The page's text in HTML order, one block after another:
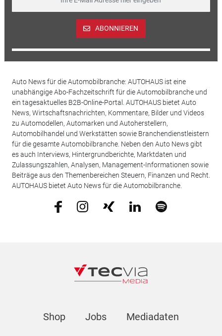
ABONNIEREN
Auto News für die Automobilbranche: AUTOHAUS ist eine
unabhängige Abo-Fachzeitschrift für die Automobilbranche und
ein tagesaktuelles B2B-Online-Portal. AUTOHAUS bietet Auto
News, Wirtschaftsnachrichten, Kommentare, Bilder und Videos
zu Automodellen, Automarken und Autoherstellern,
Automobilhandel und Werkstätten sowie Branchendienstleistern
für die gesamte Automobilbranche. Neben den Auto News gibt
es auch Interviews, Hintergrundberichte, Marktdaten und
Zulassungszahlen, Analysen, Management-Informationen sowie
Beiträge aus den Themenbereichen Steuern, Finanzen und Recht.
AUTOHAUS bietet Auto News für die Automobilbranche.
Shop Jobs Mediadaten